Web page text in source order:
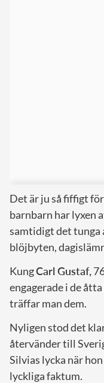
Det är ju så fiffigt
barnbarn har lyxen
samtidigt det tunga
blöjbyten,
KungCarl Gustaf,
engagerade i de
träffar man dem.
Nyligen stod det
återvänder till
Silvias lycka när
lyckliga faktum.